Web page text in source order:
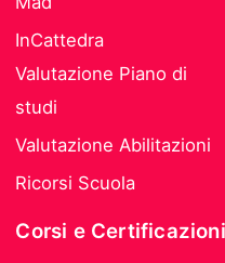
InCattedra
Valutazione Piano di
studi
Valutazione Abilitazioni
Ricorsi Scuola
Corsi e Certificazioni